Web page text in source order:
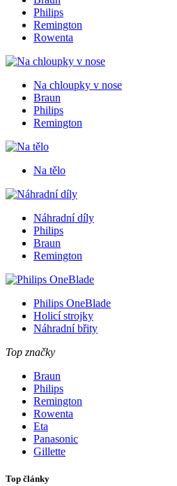
Philips
Remington
Rowenta
Na chloupky v nose
Braun
Philips
Remington
Na tělo
Náhradní díly
Philips
Braun
Remington
Philips OneBlade
Holicí strojky
Náhradní břity
Top značky
Braun
Philips
Remington
Rowenta
Eta
Panasonic
Gillette
Top články